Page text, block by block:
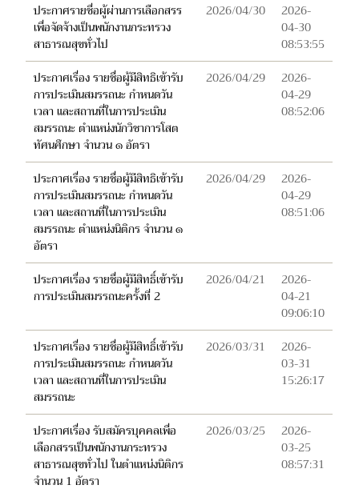
ประกาศรายชื่อผู้ผ่านการเลือกสรร
เพื่อจัดจ้างเป็นพนักงานกระทรวง
สาธารณสุขทั่วไป
2026/04/30
2026-
04-30
08:53:55
ประกาศเรื่อง รายชื่อผู้มีสิทธิเข้ารับ
การประเมินสมรรถนะ กำหนดวัน
เวลา และสถานที่ในการประเมิน
สมรรถนะ ตำแหน่งนักวิชาการโสต
ทัศนศึกษา จำนวน ๑ อัตรา
2026/04/29
2026-
04-29
08:52:06
ประกาศเรื่อง รายชื่อผู้มีสิทธิเข้ารับ
การประเมินสมรรถนะ กำหนดวัน
เวลา และสถานที่ในการประเมิน
สมรรถนะ ตำแหน่งนิติกร จำนวน ๑
อัตรา
2026/04/29
2026-
04-29
08:51:06
ประกาศเรื่อง รายชื่อผู้มีสิทธิ์เข้ารับ
การประเมินสมรรถนะครั้งที่ 2
2026/04/21
2026-
04-21
09:06:10
ประกาศเรื่อง รายชื่อผู้มีสิทธิ์เข้ารับ
การประเมินสมรรถนะ กำหนดวัน
เวลา และสถานที่ในการประเมิน
สมรรถนะ
2026/03/31
2026-
03-31
15:26:17
ประกาศเรื่อง รับสมัครบุคคลเพื่อ
เลือกสรรเป็นพนักงานกระทรวง
สาธารณสุขทั่วไป ในตำแหน่งนิติกร
จำนวน 1 อัตรา
2026/03/25
2026-
03-25
08:57:31